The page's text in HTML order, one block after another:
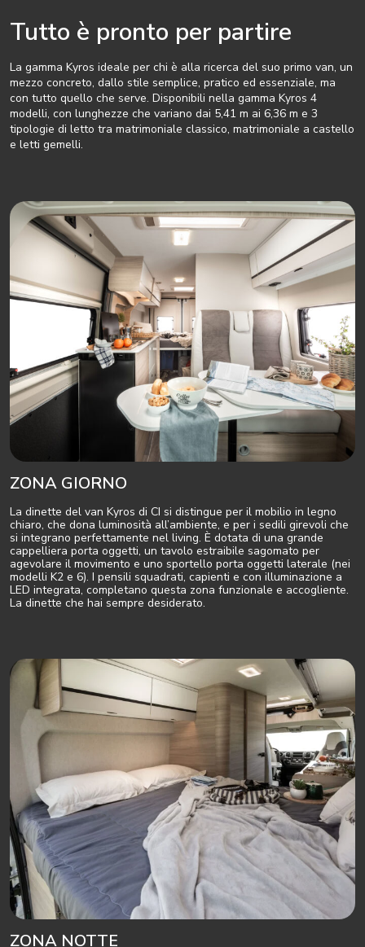
Tutto è pronto per partire
La gamma Kyros ideale per chi è alla ricerca del suo primo van, un
mezzo concreto, dallo stile semplice, pratico ed essenziale, ma
con tutto quello che serve. Disponibili nella gamma Kyros 4
modelli, con lunghezze che variano dai 5,41 m ai 6,36 m e 3
tipologie di letto tra matrimoniale classico, matrimoniale a castello
e letti gemelli.
ZONA GIORNO
La dinette del van Kyros di CI si distingue per il mobilio in legno
chiaro, che dona luminosità all’ambiente, e per i sedili girevoli che
si integrano perfettamente nel living. È dotata di una grande
cappelliera porta oggetti, un tavolo estraibile sagomato per
agevolare il movimento e uno sportello porta oggetti laterale (nei
modelli K2 e 6). I pensili squadrati, capienti e con illuminazione a
LED integrata, completano questa zona funzionale e accogliente.
La dinette che hai sempre desiderato.
ZONA NOTTE